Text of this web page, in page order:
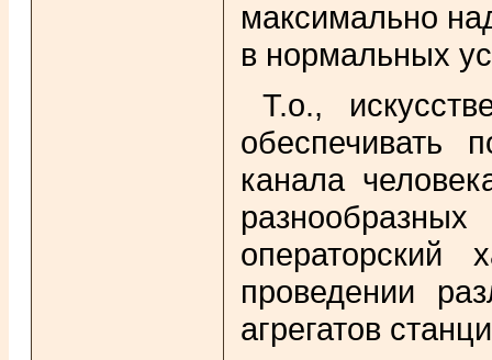
максимально
в нормальных
Т.о.,
обеспечивать
канала
операторский
проведении
агрегатов